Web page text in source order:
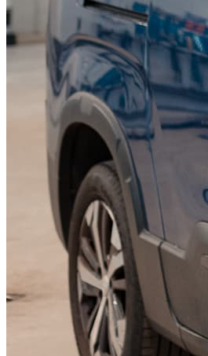
KGM Pickups
Fordonstyp
PickupTransportbilPersonbil
Visa alla fordon